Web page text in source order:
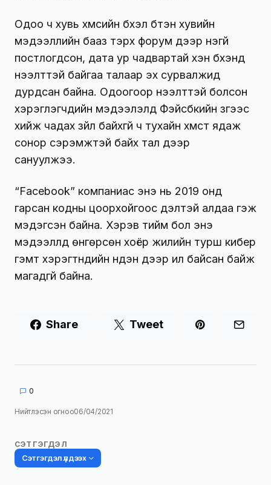
Одоо ч хувь хүмүүсийн бүхэл бүтэн хувийн
мэдээллийн бааз тэрхүү форум дээр үнэгүй
постлогдсон, дата ур чадвартай хэн бүхэнд
нээлттэй байгаа талаар эх сурвалжид
дурдсан байна. Одоогоор нээлттэй болсон
хэрэглэгчдийн мэдээлэлд Фэйсбүүкийн зүгээс
хийж чадах зүйл байхгүй ч тухайн хүмүүст ядаж
сонор сэрэмжтэй байх тал дээр
сануулжээ.
“Facebook” компаниас энэ нь 2019 онд
гарсан кодны цоорхойгоос үүдэлтэй алдаа гэж
мэдэгсэн байна. Хэрэв тийм бол энэ
мэдээллүүд өнгөрсөн хоёр жилийн турш кибер
гэмт хэрэгтнүүдийн нүдэн дээр ил байсан байж
магадгүй байна.
Share Tweet
0
Нийтлэсэн огноо06/04/2021
СЭТГЭГДЭЛ
Сэтгэгдэл үлдээх